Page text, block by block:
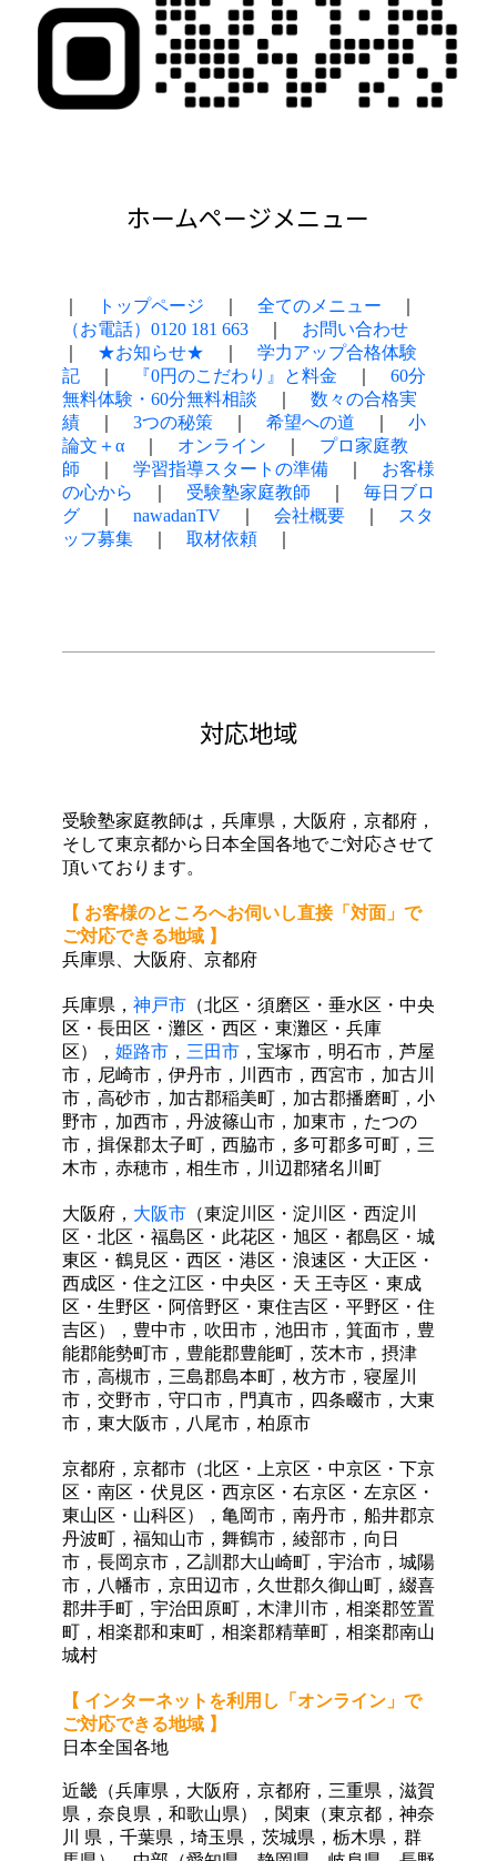
ホームページメニュー
トップページ 全てのメニュー
（お電話）0120 181 663｜ お問い合わせ
★お知らせ★
学力アップ合格体験
記｜ 『0円のこだわり』と料金
60分
無料体験・60分無料相談
数々の合格実
績｜ 3つの秘策｜ 希望への道
小
論文＋α｜ オンライン
プロ家庭教
師
学習指導スタートの準備｜ お客様
の心から
受験塾家庭教師
毎日ブロ
グ｜ nawadanTV 会社概要｜
スタ
ッフ募集｜ 取材依頼｜
対応地域
受験塾家庭教師は，兵庫県，大阪府，京都府，
そして東京都から日本全国各地でご対応させて
頂いております。
【 お客様のところへお伺いし直接「対面」で
ご対応できる地域 】
兵庫県、大阪府、京都府
兵庫県， 神戸市（北区・須磨区・垂水区・中央
区・長田区・灘区・西区・東灘区・兵庫
区）， 姫路市， 三田市，宝塚市，明石市，芦屋
市，尼崎市，伊丹市，川西市，西宮市，加古川
市，高砂市，加古郡稲美町，加古郡播磨町，小
野市，加西市，丹波篠山市，加東市，たつの
市，揖保郡太子町，西脇市， 多可郡多可町，三
木市，赤穂市，相生市，川辺郡猪名川町
大阪府， 大阪市（東淀川区・淀川区・西淀川
区・北区・福島区・此花区・旭区・都島区・城
東区・鶴見区・西区・港区・浪速区・大正区・
西成区・住之江区・中央区・天 王寺区・東成
区・生野区・阿倍野区・東住吉区・平野区・住
吉区），豊中市，吹田市，池田市，箕面市，豊
能郡能勢町市，豊能郡豊能町，茨木市，摂津
市，高槻市，三島郡島本町，枚方市，寝屋川
市，交野市，守口市，門真市，四条畷市，大東
市，東大阪市，八尾市，柏原市
京都府，京都市（北区・上京区・中京区・下京
区・南区・伏見区・西京区・右京区・左京区・
東山区・山科区），亀岡市， 南丹市， 船井郡京
丹波町，福知山市，舞鶴市，綾部市，向日
市， 長岡京市， 乙訓郡大山崎町，宇治市， 城陽
市， 八幡市， 京田辺市， 久世郡久御山町， 綴喜
郡井手町， 宇治田原町，木津川市， 相楽郡笠置
町，相楽郡和束町，相楽郡精華町，相楽郡南山
城村
【 インターネットを利用し「オンライン」で
ご対応できる地域 】
日本全国各地
近畿（兵庫県，大阪府，京都府，三重県，滋賀
県，奈良県，和歌山県），関東（東京都，神奈
川 県，千葉県，埼玉県，茨城県，栃木県，群